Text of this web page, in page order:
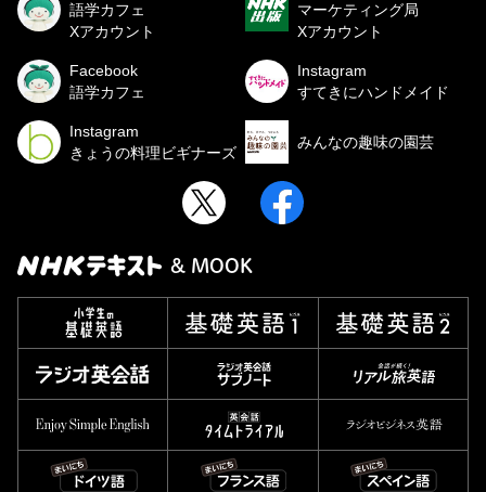
語学カフェ
Xアカウント
マーケティング局
Xアカウント
Facebook
語学カフェ
Instagram
すてきにハンドメイド
Instagram
きょうの料理ビギナーズ
みんなの趣味の園芸
& MOOK